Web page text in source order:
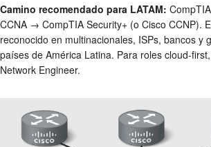
Camino recomendado para LATAM:
CCNA → CompTIA Security+ (o Cisco CCNP).
reconocido en multinacionales, ISPs, bancos y
países de América Latina. Para roles cloud-
Network Engineer.